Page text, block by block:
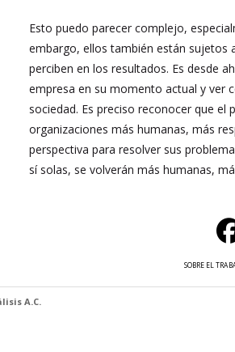
Esto puedo parecer complejo,
embargo, ellos también están sujetos
perciben en los resultados. Es desde
empresa en su momento actual y ver
sociedad. Es preciso reconocer que
organizaciones más humanas, más
perspectiva para resolver sus
sí solas, se volverán más humanas,
SOBRE EL
A.C.